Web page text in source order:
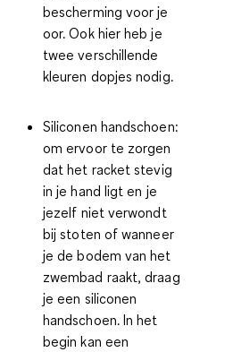
bescherming voor je
oor. Ook hier heb je
twee verschillende
kleuren dopjes nodig.
Siliconen handschoen:
om ervoor te zorgen
dat het racket stevig
in je hand ligt en je
jezelf niet verwondt
bij stoten of wanneer
je de bodem van het
zwembad raakt, draag
je een siliconen
handschoen. In het
begin kan een